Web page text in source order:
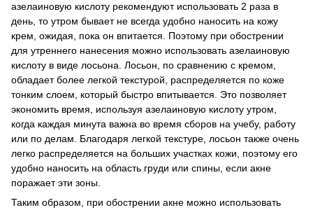
азелаиновую кислоту рекомендуют использовать 2 раза в
день, то утром бывает не всегда удобно наносить на кожу
крем, ожидая, пока он впитается. Поэтому при обострении
для утреннего нанесения можно использовать азелаиновую
кислоту в виде лосьона. Лосьон, по сравнению с кремом,
обладает более легкой текстурой, распределяется по коже
тонким слоем, который быстро впитывается. Это позволяет
экономить время, используя азелаиновую кислоту утром,
когда каждая минута важна во время сборов на учебу, работу
или по делам. Благодаря легкой текстуре, лосьон также очень
легко распределяется на больших участках кожи, поэтому его
удобно наносить на область груди или спины, если акне
поражает эти зоны.
Таким образом, при обострении акне можно использовать